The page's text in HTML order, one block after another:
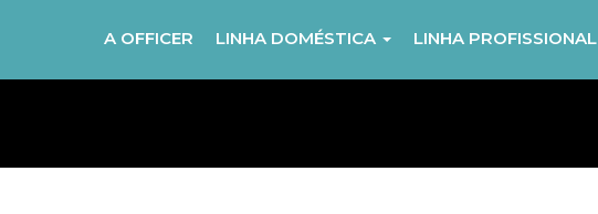
A OFFICER LINHA DOMÉSTICA LINHA PROFISSIONAL